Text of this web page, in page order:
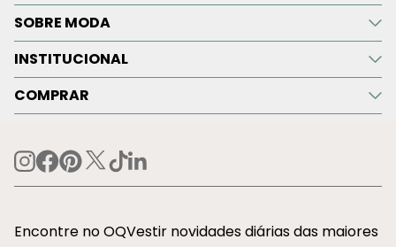
SOBRE MODA
INSTITUCIONAL
COMPRAR
Encontre no OQVestir novidades diárias das maiores